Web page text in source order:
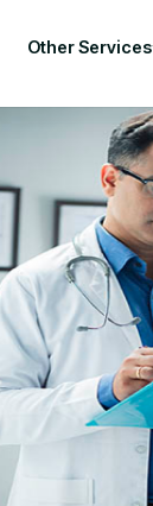
Other Services